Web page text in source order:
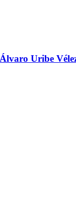
Uribe